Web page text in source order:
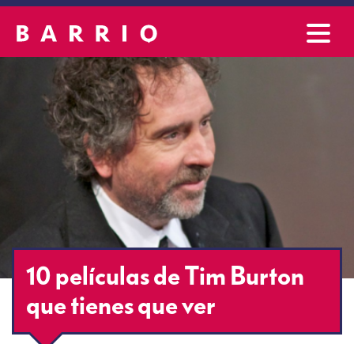
10 películas de Tim Burton
que tienes que ver